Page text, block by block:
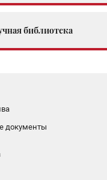
библиотека
документы